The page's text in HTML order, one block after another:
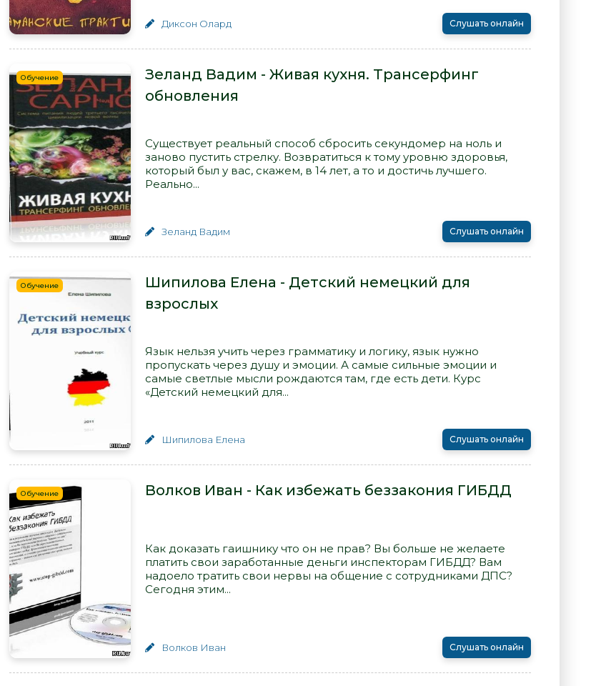
Диксон Олард Слушать онлайн
Обучение
Зеланд Вадим - Живая кухня. Трансерфинг
обновления
Существует реальный способ сбросить секундомер на ноль и
заново пустить стрелку. Возвратиться к тому уровню здоровья,
который был у вас, скажем, в 14 лет, а то и достичь лучшего.
Реально...
Зеланд Вадим Слушать онлайн
Обучение
Шипилова Елена - Детский немецкий для
взрослых
Язык нельзя учить через грамматику и логику, язык нужно
пропускать через душу и эмоции. А самые сильные эмоции и
самые светлые мысли рождаются там, где есть дети. Курс
«Детский немецкий для...
Шипилова Елена Слушать онлайн
Обучение Волков Иван - Как избежать беззакония ГИБДД
Как доказать гаишнику что он не прав? Вы больше не желаете
платить свои заработанные деньги инспекторам ГИБДД? Вам
надоело тратить свои нервы на общение с сотрудниками ДПС?
Сегодня этим...
Волков Иван Слушать онлайн